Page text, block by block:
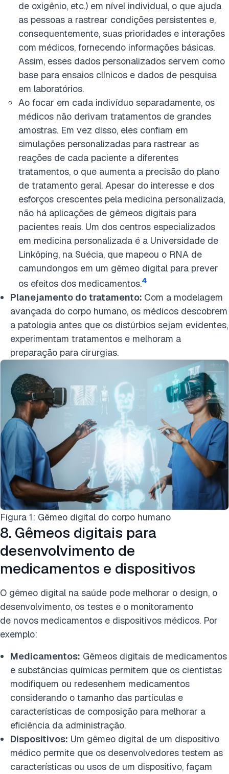
de oxigênio, etc.) em nível individual, o que ajuda
as pessoas a rastrear condições persistentes e,
consequentemente, suas prioridades e interações
com médicos, fornecendo informações básicas.
Assim, esses dados personalizados servem como
base para ensaios clínicos e dados de pesquisa
em laboratórios.
Ao focar em cada indivíduo separadamente, os
médicos não derivam tratamentos de grandes
amostras. Em vez disso, eles confiam em
simulações personalizadas para rastrear as
reações de cada paciente a diferentes
tratamentos, o que aumenta a precisão do plano
de tratamento geral. Apesar do interesse e dos
esforços crescentes pela medicina personalizada,
não há aplicações de gêmeos digitais para
pacientes reais. Um dos centros especializados
em medicina personalizada é a Universidade de
Linköping, na Suécia, que mapeou o RNA de
camundongos em um gêmeo digital para prever
os efeitos dos medicamentos.4
Planejamento do tratamento: Com a modelagem
avançada do corpo humano, os médicos descobrem
a patologia antes que os distúrbios sejam evidentes,
experimentam tratamentos e melhoram a
preparação para cirurgias.
Figura 1: Gêmeo digital do corpo humano
8. Gêmeos digitais para
desenvolvimento de
medicamentos e dispositivos
O gêmeo digital na saúde pode melhorar o design, o
desenvolvimento, os testes e o monitoramento
de novos medicamentos e dispositivos médicos. Por
exemplo:
Medicamentos: Gêmeos digitais de medicamentos
e substâncias químicas permitem que os cientistas
modifiquem ou redesenhem medicamentos
considerando o tamanho das partículas e
características de composição para melhorar a
eficiência da administração.
Dispositivos: Um gêmeo digital de um dispositivo
médico permite que os desenvolvedores testem as
características ou usos de um dispositivo, façam